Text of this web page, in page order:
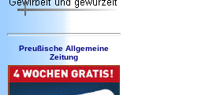
Preußische Allgemeine
Zeitung